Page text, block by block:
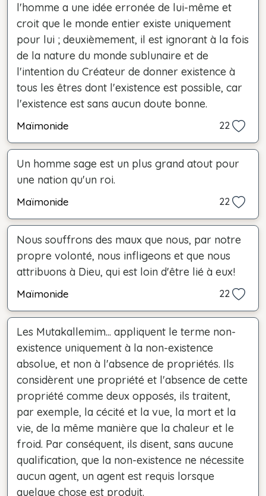
l'homme a une idée erronée de lui-même et
croit que le monde entier existe uniquement
pour lui ; deuxièmement, il est ignorant à la fois
de la nature du monde sublunaire et de
l'intention du Créateur de donner existence à
tous les êtres dont l'existence est possible, car
l'existence est sans aucun doute bonne.
Maïmonide 22
Un homme sage est un plus grand atout pour
une nation qu'un roi.
Maïmonide 22
Nous souffrons des maux que nous, par notre
propre volonté, nous infligeons et que nous
attribuons à Dieu, qui est loin d'être lié à eux!
Maïmonide 22
Les Mutakallemim... appliquent le terme non-
existence uniquement à la non-existence
absolue, et non à l'absence de propriétés. Ils
considèrent une propriété et l'absence de cette
propriété comme deux opposés, ils traitent,
par exemple, la cécité et la vue, la mort et la
vie, de la même manière que la chaleur et le
froid. Par conséquent, ils disent, sans aucune
qualification, que la non-existence ne nécessite
aucun agent, un agent est requis lorsque
quelque chose est produit.